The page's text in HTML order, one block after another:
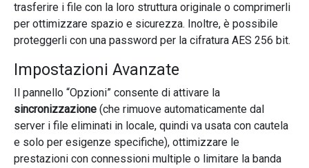
trasferire i file con la loro struttura originale o comprimerli
per ottimizzare spazio e sicurezza. Inoltre, è possibile
proteggerli con una password per la cifratura AES 256 bit.
Impostazioni Avanzate
Il pannello “Opzioni” consente di attivare la
sincronizzazione (che rimuove automaticamente dal
server i file eliminati in locale, quindi va usata con cautela
e solo per esigenze specifiche), ottimizzare le
prestazioni con connessioni multiple o limitare la banda